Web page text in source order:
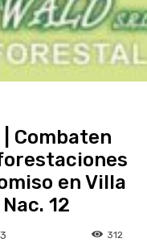
Combaten
en Villa
12
312